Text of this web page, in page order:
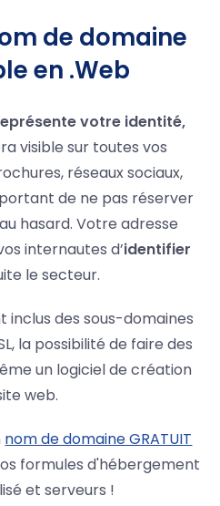
de domaine
en .Web
votre identité,
visible sur toutes vos
réseaux sociaux,
de ne pas réserver
hasard. Votre adresse
internautes d’identifier
le secteur.
inclus des sous-domaines
la possibilité de faire des
un logiciel de création
web.
nom de domaine GRATUIT
formules d'hébergement
et serveurs !